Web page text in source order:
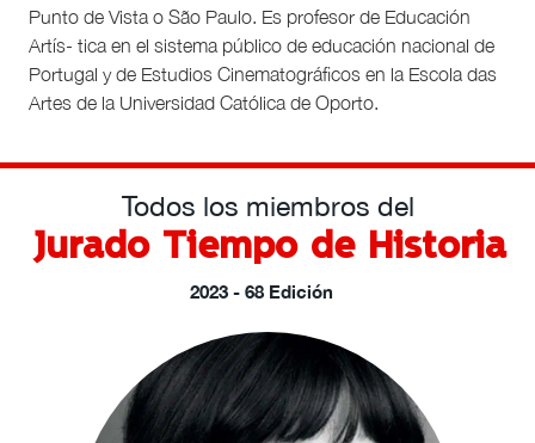
Punto de Vista o São Paulo. Es profesor de Educación
Artís- tica en el sistema público de educación nacional de
Portugal y de Estudios Cinematográficos en la Escola das
Artes de la Universidad Católica de Oporto.
Todos los miembros del
Jurado Tiempo de Historia
2023 - 68 Edición